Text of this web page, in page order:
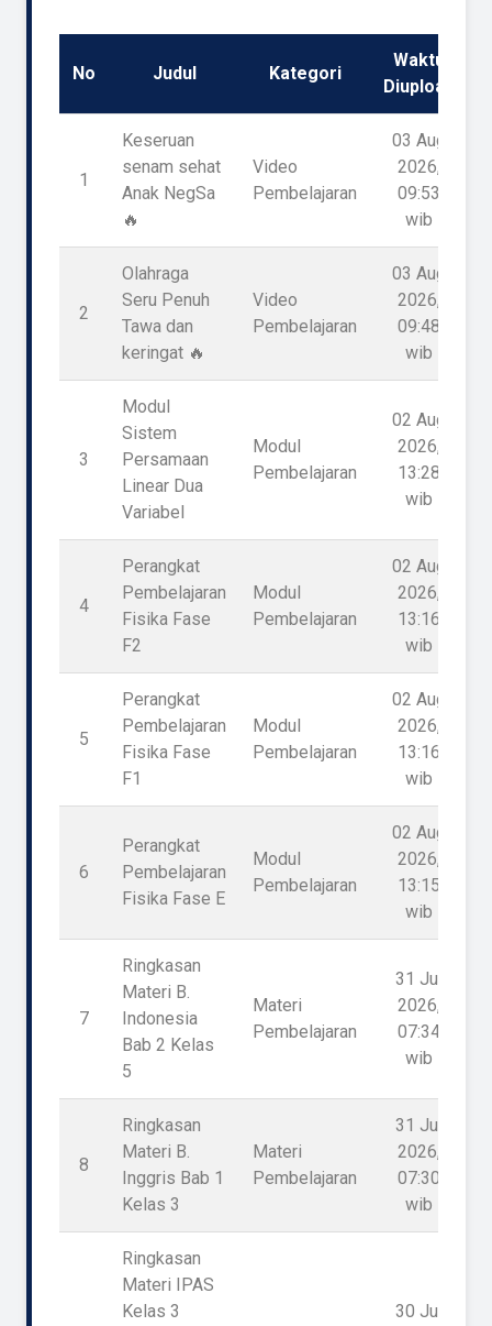
No Judul Kategori
Waktu
Diupload
1
Keseruan
senam sehat
Anak NegSa
🔥
Video
Pembelajaran
03 Aug
2026,
09:53
wib
2
Olahraga
Seru Penuh
Tawa dan
keringat 🔥
Video
Pembelajaran
03 Aug
2026,
09:48
wib
3
Modul
Sistem
Persamaan
Linear Dua
Variabel
Modul
Pembelajaran
02 Aug
2026,
13:28
wib
4
Perangkat
Pembelajaran
Fisika Fase
F2
Modul
Pembelajaran
02 Aug
2026,
13:16
wib
5
Perangkat
Pembelajaran
Fisika Fase
F1
Modul
Pembelajaran
02 Aug
2026,
13:16
wib
6
Perangkat
Pembelajaran
Fisika Fase E
Modul
Pembelajaran
02 Aug
2026,
13:15
wib
7
Ringkasan
Materi B.
Indonesia
Bab 2 Kelas
5
Materi
Pembelajaran
31 Jul
2026,
07:34
wib
8
Ringkasan
Materi B.
Inggris Bab 1
Kelas 3
Materi
Pembelajaran
31 Jul
2026,
07:30
wib
Ringkasan
Materi IPAS
Kelas 3
30 Jul